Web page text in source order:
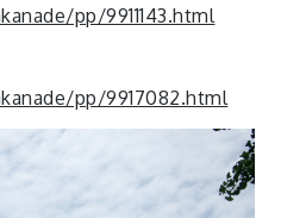
pp/9911143.html
pp/9917082.html